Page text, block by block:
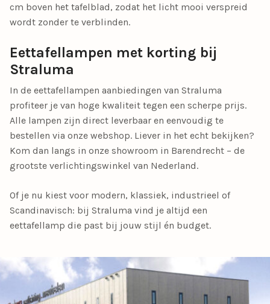
cm boven het tafelblad, zodat het licht mooi verspreid
wordt zonder te verblinden.
Eettafellampen met korting bij
Straluma
In de eettafellampen aanbiedingen van Straluma
profiteer je van hoge kwaliteit tegen een scherpe prijs.
Alle lampen zijn direct leverbaar en eenvoudig te
bestellen via onze webshop. Liever in het echt bekijken?
Kom dan langs in onze showroom in Barendrecht – de
grootste verlichtingswinkel van Nederland.
Of je nu kiest voor modern, klassiek, industrieel of
Scandinavisch: bij Straluma vind je altijd een
eettafellamp die past bij jouw stijl én budget.